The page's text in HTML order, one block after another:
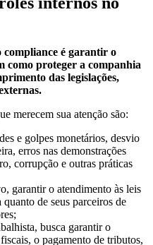
compliance é garantir o
como proteger a companhia
das legislações,
merecem sua atenção são:
e golpes monetários, desvio
erros nas demonstrações
corrupção e outras práticas
garantir o atendimento às leis
de seus parceiros de
busca garantir o
o pagamento de tributos,